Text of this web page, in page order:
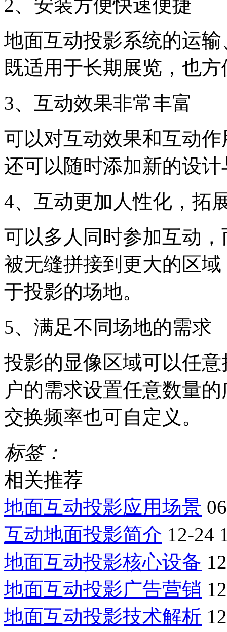
2、安装方便快速便捷
地面互动投影系统的运
既适用于长期展览，也
3、互动效果非常丰富
可以对互动效果和互动
还可以随时添加新的设
4、互动更加人性化，拓
可以多人同时参加互动
被无缝拼接到更大的区
于投影的场地。
5、满足不同场地的需求
投影的显像区域可以任
户的需求设置任意数量
交换频率也可自定义。
标签：
相关推荐
地面互动投影应用场景
互动地面投影简介 12-24
地面互动投影核心设备
地面互动投影广告营销
地面互动投影技术解析